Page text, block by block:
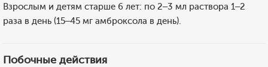
Взрослым и детям старше 6 лет: по 2–3 мл раствора 1–2
раза в день (15–45 мг амброксола в день).
Побочные действия